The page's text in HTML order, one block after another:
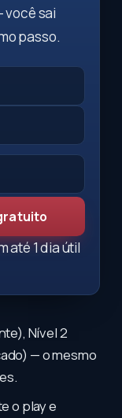
você sai
passo.
até 1 dia útil
Nível 2
— o mesmo
o play e